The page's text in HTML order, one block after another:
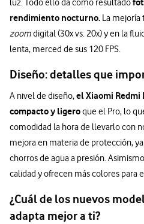
luz. Todo ello da como resultado
rendimiento nocturno. La mejoría
zoomdigital (30x vs. 20x) y en la
lenta, merced de sus 120 FPS.
Diseño: detalles que
A nivel de diseño,el Xiaomi Redmi
compacto y ligeroque el Pro, lo
comodidad la hora de llevarlo con
mejora en materia de protección,
chorros de agua a presión.
calidad y ofrecen más colores para
¿Cuál de los nuevos
adapta mejor a ti?